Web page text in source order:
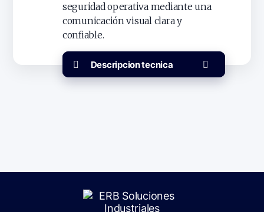
seguridad operativa mediante una
comunicación visual clara y
confiable.
Descripcion tecnica